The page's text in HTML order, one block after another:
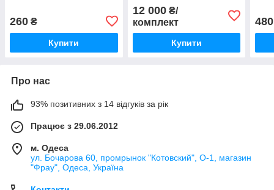
260 ₴
Купити
12 000₴/
комплект
Купити
480
Про нас
93% позитивних з 14 відгуків за рік
Працює з 29.06.2012
м. Одеса
ул. Бочарова 60, промрынок "Котовский", О-1, магазин
"Фрау", Одеса, Україна